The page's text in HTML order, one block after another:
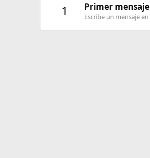
1 Primer mensaje
Escribe un mensaje